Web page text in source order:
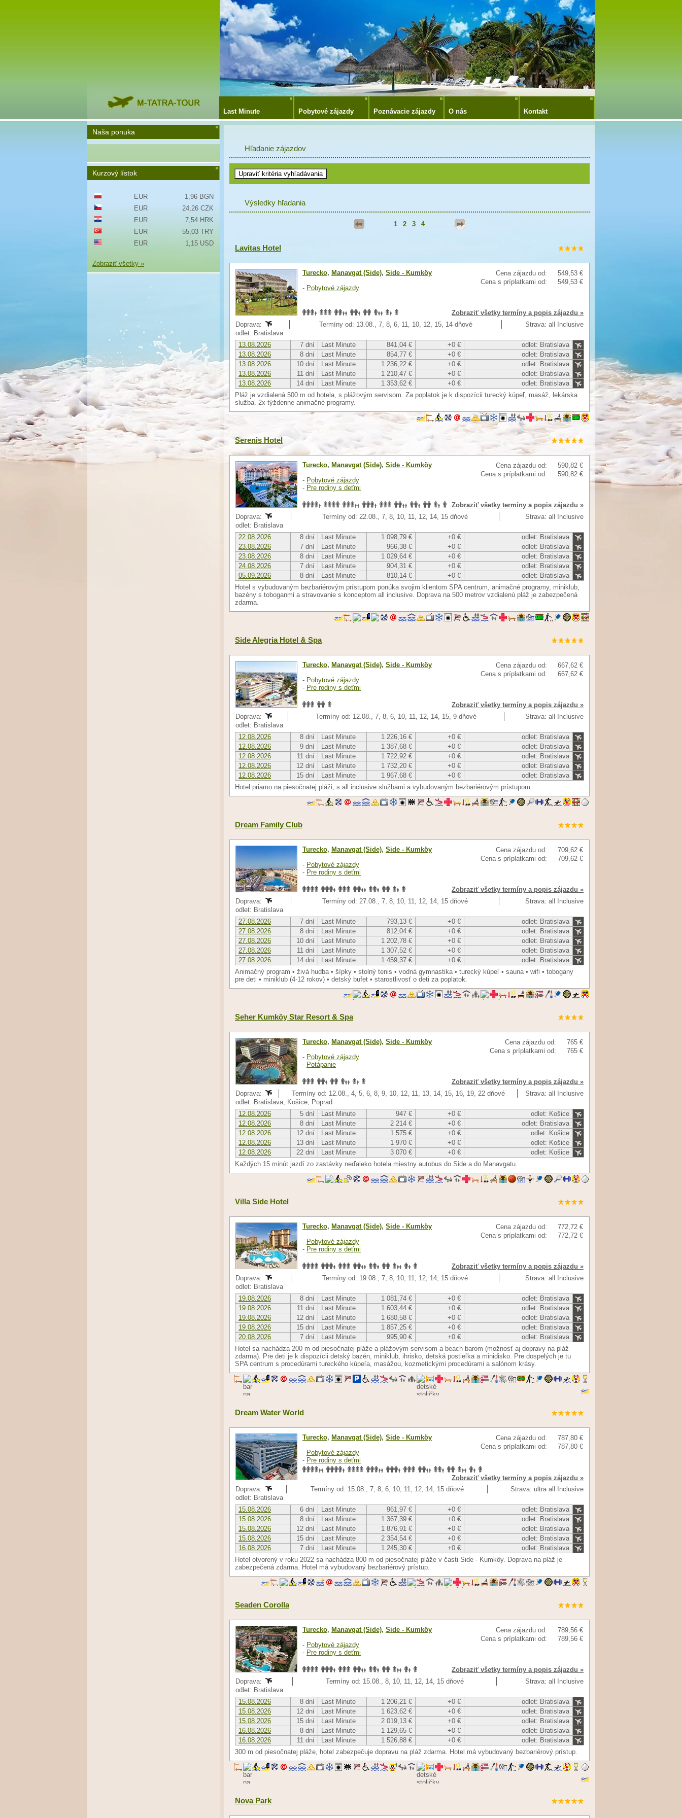
Last Minute Pobytové zájazdy Poznávacie zájazdy O nás Kontakt
Hľadanie zájazdov
Výsledky hľadania
1 2 3 4
Lavitas Hotel
Cena zájazdu od:
549,53 €
Cena s príplatkami od:
549,53 €
Turecko, Manavgat (Side), Side - Kumköy
- Pobytové zájazdy
Zobraziť všetky termíny a popis zájazdu »
Doprava:
Termíny od: 13.08., 7, 8, 6, 11, 10, 12, 15, 14 dňové
Strava: all Inclusive
odlet: Bratislava
13.08.2026
7 dní Last Minute 841,04 € +0 €
odlet: Bratislava
13.08.2026
8 dní Last Minute 854,77 € +0 €
odlet: Bratislava
13.08.2026
10 dní Last Minute 1 236,22 € +0 €
odlet: Bratislava
13.08.2026
11 dní Last Minute 1 210,47 € +0 €
odlet: Bratislava
13.08.2026
14 dní Last Minute 1 353,62 € +0 €
odlet: Bratislava
Pláž je vzdialená 500 m od hotela, s plážovým servisom. Za poplatok je k dispozícii turecký kúpeľ, masáž, lekárska
služba. 2x týždenne animačné programy.
Serenis Hotel
Cena zájazdu od:
590,82 €
Cena s príplatkami od:
590,82 €
Turecko, Manavgat (Side), Side - Kumköy
- Pobytové zájazdy
- Pre rodiny s deťmi
Zobraziť všetky termíny a popis zájazdu »
Doprava:
Termíny od: 22.08., 7, 8, 10, 11, 12, 14, 15 dňové
Strava: all Inclusive
odlet: Bratislava
22.08.2026
8 dní Last Minute 1 098,79 € +0 €
odlet: Bratislava
23.08.2026
7 dní Last Minute 966,38 € +0 €
odlet: Bratislava
23.08.2026
8 dní Last Minute 1 029,64 € +0 €
odlet: Bratislava
24.08.2026
7 dní Last Minute 904,31 € +0 €
odlet: Bratislava
05.09.2026
8 dní Last Minute 810,14 € +0 €
odlet: Bratislava
Hotel s vybudovaným bezbariérovým prístupom ponúka svojim klientom SPA centrum, animačné programy, miniklub,
bazény s toboganmi a stravovanie s konceptom all inclusive. Doprava na 500 metrov vzdialenú pláž je zabezpečená
zdarma.
Side Alegria Hotel & Spa
Cena zájazdu od:
667,62 €
Cena s príplatkami od:
667,62 €
Turecko, Manavgat (Side), Side - Kumköy
- Pobytové zájazdy
- Pre rodiny s deťmi
Zobraziť všetky termíny a popis zájazdu »
Doprava:
Termíny od: 12.08., 7, 8, 6, 10, 11, 12, 14, 15, 9 dňové
Strava: all Inclusive
odlet: Bratislava
12.08.2026
8 dní Last Minute 1 226,16 € +0 €
odlet: Bratislava
12.08.2026
9 dní Last Minute 1 387,68 € +0 €
odlet: Bratislava
12.08.2026
11 dní Last Minute 1 722,92 € +0 €
odlet: Bratislava
12.08.2026
12 dní Last Minute 1 732,20 € +0 €
odlet: Bratislava
12.08.2026
15 dní Last Minute 1 967,68 € +0 €
odlet: Bratislava
Hotel priamo na piesočnatej pláži, s all inclusive službami a vybudovaným bezbariérovým prístupom.
Dream Family Club
Cena zájazdu od:
709,62 €
Cena s príplatkami od:
709,62 €
Turecko, Manavgat (Side), Side - Kumköy
- Pobytové zájazdy
- Pre rodiny s deťmi
Zobraziť všetky termíny a popis zájazdu »
Doprava:
Termíny od: 27.08., 7, 8, 10, 11, 12, 14, 15 dňové
Strava: all Inclusive
odlet: Bratislava
27.08.2026
7 dní Last Minute 793,13 € +0 €
odlet: Bratislava
27.08.2026
8 dní Last Minute 812,04 € +0 €
odlet: Bratislava
27.08.2026
10 dní Last Minute 1 202,78 € +0 €
odlet: Bratislava
27.08.2026
11 dní Last Minute 1 307,52 € +0 €
odlet: Bratislava
27.08.2026
14 dní Last Minute 1 459,37 € +0 €
odlet: Bratislava
Animačný program • živá hudba • šípky • stolný tenis • vodná gymnastika • turecký kúpeľ • sauna • wifi • tobogany
pre deti • miniklub (4-12 rokov) • detský bufet • starostlivosť o deti za poplatok.
Seher Kumköy Star Resort & Spa
Cena zájazdu od:
765 €
Cena s príplatkami od:
765 €
Turecko, Manavgat (Side), Side - Kumköy
- Pobytové zájazdy
- Potápanie
Zobraziť všetky termíny a popis zájazdu »
Doprava:
Termíny od: 12.08., 4, 5, 6, 8, 9, 10, 12, 11, 13, 14, 15, 16, 19, 22 dňové
Strava: all Inclusive
odlet: Bratislava, Košice, Poprad
12.08.2026
5 dní Last Minute 947 € +0 €
odlet: Košice
12.08.2026
8 dní Last Minute 2 214 € +0 €
odlet: Bratislava
12.08.2026
12 dní Last Minute 1 575 € +0 €
odlet: Košice
12.08.2026
13 dní Last Minute 1 970 € +0 €
odlet: Košice
12.08.2026
22 dní Last Minute 3 070 € +0 €
odlet: Košice
Každých 15 minút jazdí zo zastávky neďaleko hotela miestny autobus do Side a do Manavgatu.
Villa Side Hotel
Cena zájazdu od:
772,72 €
Cena s príplatkami od:
772,72 €
Turecko, Manavgat (Side), Side - Kumköy
- Pobytové zájazdy
- Pre rodiny s deťmi
Zobraziť všetky termíny a popis zájazdu »
Doprava:
Termíny od: 19.08., 7, 8, 10, 11, 12, 14, 15 dňové
Strava: all Inclusive
odlet: Bratislava
19.08.2026
8 dní Last Minute 1 081,74 € +0 €
odlet: Bratislava
19.08.2026
11 dní Last Minute 1 603,44 € +0 €
odlet: Bratislava
19.08.2026
12 dní Last Minute 1 680,58 € +0 €
odlet: Bratislava
19.08.2026
15 dní Last Minute 1 857,25 € +0 €
odlet: Bratislava
20.08.2026
7 dní Last Minute 995,90 € +0 €
odlet: Bratislava
Hotel sa nachádza 200 m od piesočnatej pláže a plážovým servisom a beach barom (možnosť aj dopravy na pláž
zdarma). Pre deti je k dispozícii detský bazén, miniklub, ihrisko, detská postieľka a minidisko. Pre dospelých je tu
SPA centrum s procedúrami tureckého kúpeľa, masážou, kozmetickými procedúrami a salónom krásy.
Dream Water World
Cena zájazdu od:
787,80 €
Cena s príplatkami od:
787,80 €
Turecko, Manavgat (Side), Side - Kumköy
- Pobytové zájazdy
- Pre rodiny s deťmi
Zobraziť všetky termíny a popis zájazdu »
Doprava:
Termíny od: 15.08., 7, 8, 6, 10, 11, 12, 14, 15 dňové
Strava: ultra all Inclusive
odlet: Bratislava
15.08.2026
6 dní Last Minute 961,97 € +0 €
odlet: Bratislava
15.08.2026
8 dní Last Minute 1 367,39 € +0 €
odlet: Bratislava
15.08.2026
12 dní Last Minute 1 876,91 € +0 €
odlet: Bratislava
15.08.2026
15 dní Last Minute 2 354,54 € +0 €
odlet: Bratislava
16.08.2026
7 dní Last Minute 1 245,30 € +0 €
odlet: Bratislava
Hotel otvorený v roku 2022 sa nachádza 800 m od piesočnatej pláže v časti Side - Kumkőy. Doprava na pláž je
zabezpečená zdarma. Hotel má vybudovaný bezbariérový prístup.
Seaden Corolla
Cena zájazdu od:
789,56 €
Cena s príplatkami od:
789,56 €
Turecko, Manavgat (Side), Side - Kumköy
- Pobytové zájazdy
- Pre rodiny s deťmi
Zobraziť všetky termíny a popis zájazdu »
Doprava:
Termíny od: 15.08., 8, 10, 11, 12, 14, 15 dňové
Strava: all Inclusive
odlet: Bratislava
15.08.2026
8 dní Last Minute 1 206,21 € +0 €
odlet: Bratislava
15.08.2026
12 dní Last Minute 1 623,62 € +0 €
odlet: Bratislava
15.08.2026
15 dní Last Minute 2 019,13 € +0 €
odlet: Bratislava
16.08.2026
8 dní Last Minute 1 129,65 € +0 €
odlet: Bratislava
16.08.2026
11 dní Last Minute 1 526,88 € +0 €
odlet: Bratislava
300 m od piesočnatej pláže, hotel zabezpečuje dopravu na pláž zdarma. Hotel má vybudovaný bezbariérový prístup.
Nova Park
Naša ponuka
Kurzový lístok
EUR
1,96 BGN
EUR
24,26 CZK
EUR
7,54 HRK
EUR
55,03 TRY
EUR
1,15 USD
Zobraziť všetky »